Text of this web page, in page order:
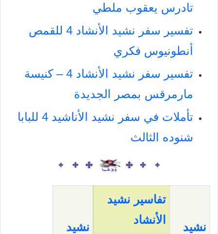
تادرس يعقوب ملطي
تفسير سفر نشيد الأنشاد 4 للقمص
أنطونيوس فكري
تفسير سفر نشيد الأنشاد 4 – كنيسة
مارمرقس بمصر الجديدة
تأملات في سفر نشيد الأناشيد 4 للبابا
شنوده الثالث
نشيد
تفاسير نشيد
الأنشاد
نشيد